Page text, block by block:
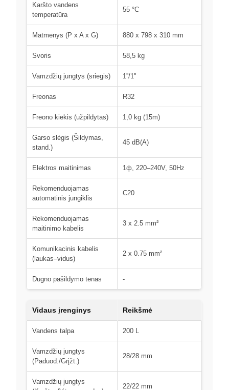
Karšto vandens
temperatūra
55 °C
Matmenys (P x A x G) 880 x 798 x 310 mm
Svoris 58,5 kg
Vamzdžių jungtys (sriegis) 1''/1''
Freonas R32
Freono kiekis (užpildytas) 1,0 kg (15m)
Garso slėgis (Šildymas,
stand.)
45 dB(A)
Elektros maitinimas 1ф, 220–240V, 50Hz
Rekomenduojamas
automatinis jungiklis
C20
Rekomenduojamas
maitinimo kabelis
3 x 2.5 mm²
Komunikacinis kabelis
(laukas–vidus)
2 x 0.75 mm²
Dugno pašildymo tenas -
Vidaus įrenginys Reikšmė
Vandens talpa 200 L
Vamzdžių jungtys
(Paduod./Grįžt.)
28/28 mm
Vamzdžių jungtys
22/22 mm